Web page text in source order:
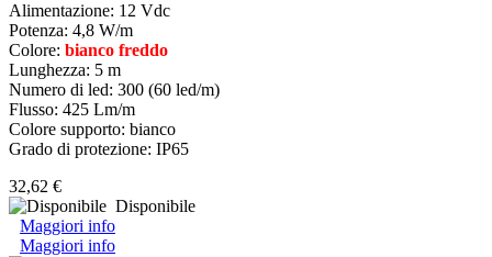
Alimentazione: 12 Vdc
Potenza: 4,8 W/m
Colore: bianco freddo
Lunghezza: 5 m
Numero di led: 300 (60 led/m)
Flusso: 425 Lm/m
Colore supporto: bianco
Grado di protezione: IP65
32,62 €
Disponibile
Maggiori info
Maggiori info